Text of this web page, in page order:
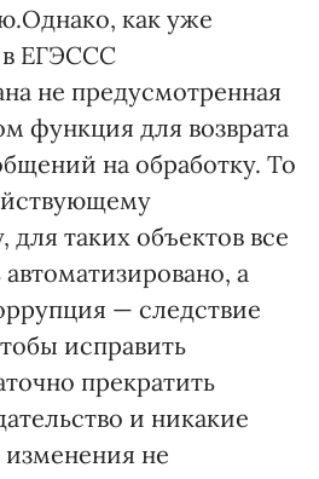
как уже
в ЕГЭССС
не предусмотренная
функция для возврата
на обработку. То
для таких объектов все
а
— следствие
исправить
прекратить
и никакие
изменения не